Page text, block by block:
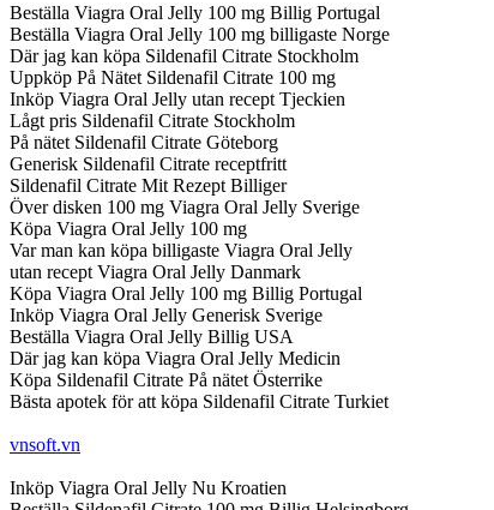
Beställa Viagra Oral Jelly 100 mg Billig Portugal
Beställa Viagra Oral Jelly 100 mg billigaste Norge
Där jag kan köpa Sildenafil Citrate Stockholm
Uppköp På Nätet Sildenafil Citrate 100 mg
Inköp Viagra Oral Jelly utan recept Tjeckien
Lågt pris Sildenafil Citrate Stockholm
På nätet Sildenafil Citrate Göteborg
Generisk Sildenafil Citrate receptfritt
Sildenafil Citrate Mit Rezept Billiger
Över disken 100 mg Viagra Oral Jelly Sverige
Köpa Viagra Oral Jelly 100 mg
Var man kan köpa billigaste Viagra Oral Jelly
utan recept Viagra Oral Jelly Danmark
Köpa Viagra Oral Jelly 100 mg Billig Portugal
Inköp Viagra Oral Jelly Generisk Sverige
Beställa Viagra Oral Jelly Billig USA
Där jag kan köpa Viagra Oral Jelly Medicin
Köpa Sildenafil Citrate På nätet Österrike
Bästa apotek för att köpa Sildenafil Citrate Turkiet
vnsoft.vn
Inköp Viagra Oral Jelly Nu Kroatien